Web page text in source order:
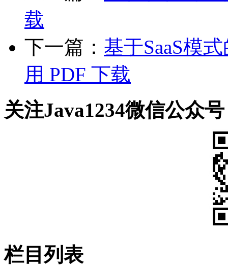
载
下一篇： 基于SaaS模
用 PDF 下载
关注Java1234微信公众号
栏目列表